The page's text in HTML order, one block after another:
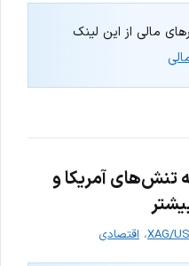
مالی از این لینک
تنش‌های آمریکا و
XAG/، اقتصادی